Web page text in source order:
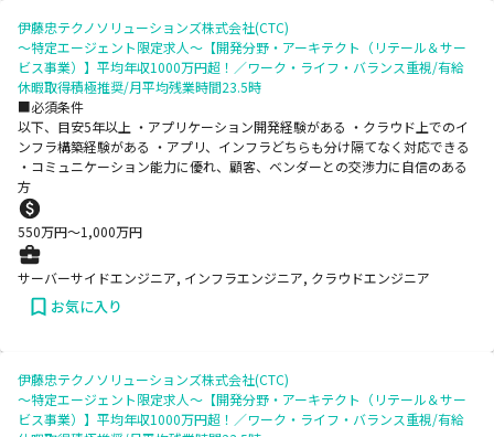
伊藤忠テクノソリューションズ株式会社(CTC)
～特定エージェント限定求人～【開発分野・アーキテクト（リテール＆サー
ビス事業）】平均年収1000万円超！／ワーク・ライフ・バランス重視/有給
休暇取得積極推奨/月平均残業時間23.5時
■必須条件
以下、目安5年以上 ・アプリケーション開発経験がある ・クラウド上でのイ
ンフラ構築経験がある ・アプリ、インフラどちらも分け隔てなく対応できる
・コミュニケーション能力に優れ、顧客、ベンダーとの交渉力に自信のある
方
550万円〜1,000万円
サーバーサイドエンジニア, インフラエンジニア, クラウドエンジニア
お気に入り
伊藤忠テクノソリューションズ株式会社(CTC)
～特定エージェント限定求人～【開発分野・アーキテクト（リテール＆サー
ビス事業）】平均年収1000万円超！／ワーク・ライフ・バランス重視/有給